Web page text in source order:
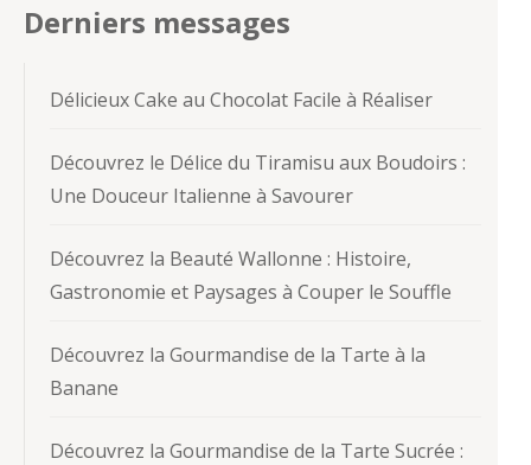
Derniers messages
Délicieux Cake au Chocolat Facile à Réaliser
Découvrez le Délice du Tiramisu aux Boudoirs :
Une Douceur Italienne à Savourer
Découvrez la Beauté Wallonne : Histoire,
Gastronomie et Paysages à Couper le Souffle
Découvrez la Gourmandise de la Tarte à la
Banane
Découvrez la Gourmandise de la Tarte Sucrée :